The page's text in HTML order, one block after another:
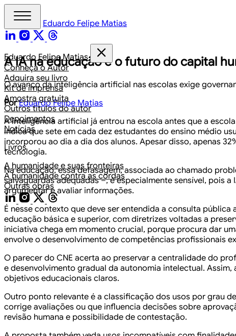
Eduardo Felipe Matias
Eduardo Felipe Matias
Conheça o Autor
Adquira seu livro
Kit de imprensa
Amostra gratuita
Outros títulos do autor
Depoimentos
Notícias
Livros
A humanidade e suas fronteiras
A humanidade contra as cordas
Outras obras
A IA na educação e o futuro do capital
O avanço da inteligência artificial nas escolas exige
PorEduardo Felipe Matias
A inteligência artificial já entrou na escola antes que a
indica que sete em cada dez estudantes do ensino médio
incorporou ao dia a dia dos alunos. Apesar disso, apenas
tecnologia.
Na educação, essa defasagem, associada ao chamado
salvaguardas adequadas –, é especialmente sensível, pois
argumentar e avaliar informações.
É nesse contexto que deve ser entendida a consulta
educação básica e superior, com diretrizes voltadas a
iniciativa chega em momento crucial, porque procura dar
envolve o desenvolvimento de competências profissionais
O parecer do CNE acerta ao preservar a centralidade do
e desenvolvimento gradual da autonomia intelectual.
objetivos educacionais claros.
Outro ponto relevante é a classificação dos usos por grau
corrige avaliações ou que influencia decisões sobre
revisão humana e possibilidade de contestação.